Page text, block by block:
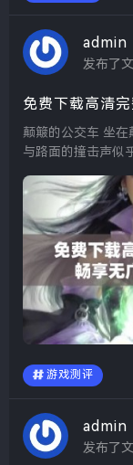
admin
发布了
免费下载高清
颠簸的公交车 坐在颠簸的公交车上，窗外的景色一闪而过，车轮
与路面的撞击声似
们意识到身边的每
游戏测评
admin
发布了